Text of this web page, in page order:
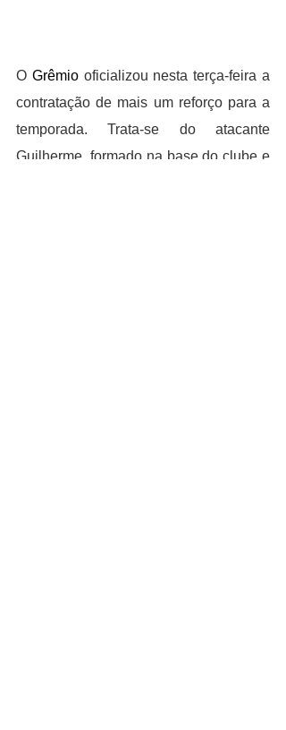
O Grêmio oficializou nesta terça-feira a
contratação de mais um reforço para a
temporada. Trata-se do atacante
Guilherme, formado na base do clube e